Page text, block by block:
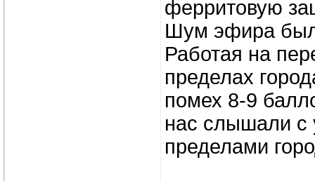
ферритовую
Шум эфира был
Работая на
пределах
помех 8-9
нас слышали с
пределами